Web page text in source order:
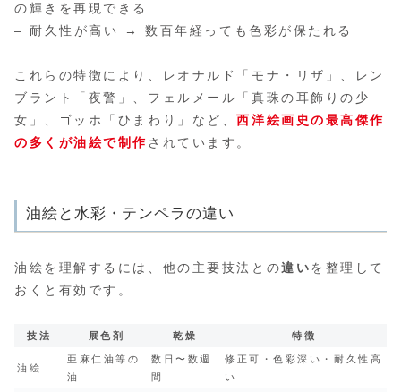
の輝きを再現できる
– 耐久性が高い → 数百年経っても色彩が保たれる
これらの特徴により、レオナルド「モナ・リザ」、レン
ブラント「夜警」、フェルメール「真珠の耳飾りの少
女」、ゴッホ「ひまわり」など、西洋絵画史の最高傑作
の多くが油絵で制作 されています。
油絵と水彩・テンペラの違い
油絵を理解するには、他の主要技法との違いを整理して
おくと有効です。
技法 展色剤 乾燥 特徴
油絵
亜麻仁油等の
油
数日〜数週
間
修正可・色彩深い・耐久性高
い